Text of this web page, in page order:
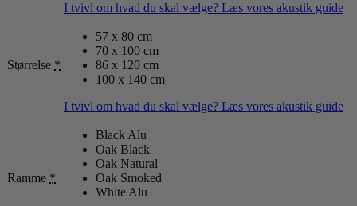
I tvivl om hvad du skal vælge? Læs vores akustik guide
Størrelse *
57 x 80 cm
70 x 100 cm
86 x 120 cm
100 x 140 cm
I tvivl om hvad du skal vælge? Læs vores akustik guide
Ramme *
Black Alu
Oak Black
Oak Natural
Oak Smoked
White Alu